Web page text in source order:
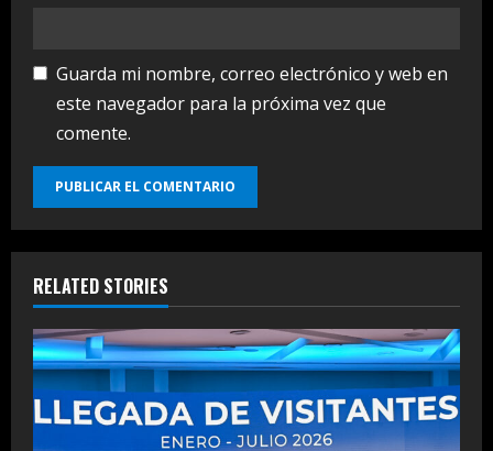
Guarda mi nombre, correo electrónico y web en
este navegador para la próxima vez que
comente.
RELATED STORIES